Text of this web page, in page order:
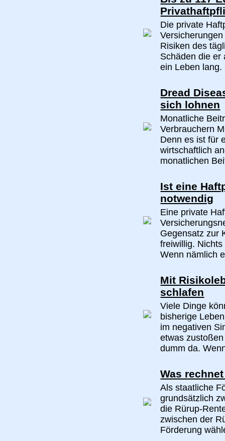
Die private
Risiken des
Schäden die er
ein Leben lang.
Dread
sich lohnen
Monatliche
Verbrauchern
Denn es ist für
wirtschaftlich
monatlichen
Ist eine
notwendig
Eine private
Gegensatz zur
freiwillig.
Wenn nämlich
Mit
schlafen
Viele Dinge
bisherige
im negativen
etwas
dumm da.
Was
Als staatliche
grundsätzlich
die Rürup-
zwischen der
Förderung